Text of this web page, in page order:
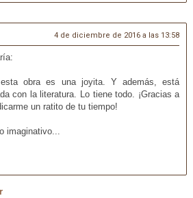
4 de diciembre de 2016 a las 13:58
obra es una joyita. Y además, está
con la literatura. Lo tiene todo. ¡Gracias a
un ratito de tu tiempo!
imaginativo...